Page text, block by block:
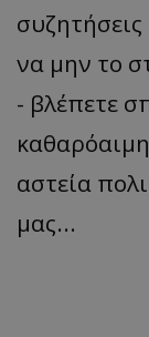
να μην το
- βλέπετε
αστεία
μας...